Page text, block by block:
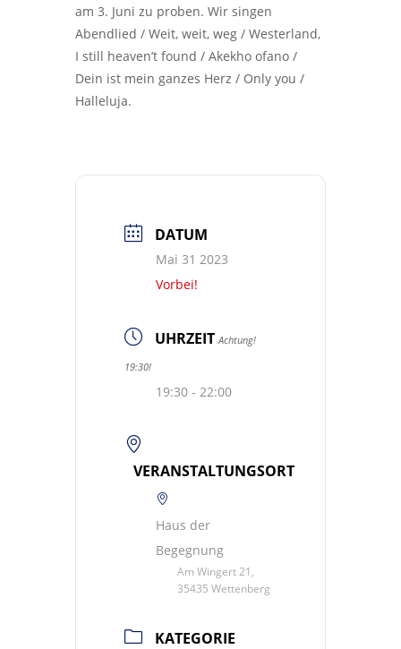
am 3. Juni zu proben. Wir singen
Abendlied / Weit, weit, weg / Westerland,
I still heaven’t found / Akekho ofano /
Dein ist mein ganzes Herz / Only you /
Halleluja.
DATUM
Mai 31 2023
Vorbei!
UHRZEIT Achtung!
19:30!
19:30 - 22:00
VERANSTALTUNGSORT
Haus der
Begegnung
Am Wingert 21,
35435 Wettenberg
KATEGORIE